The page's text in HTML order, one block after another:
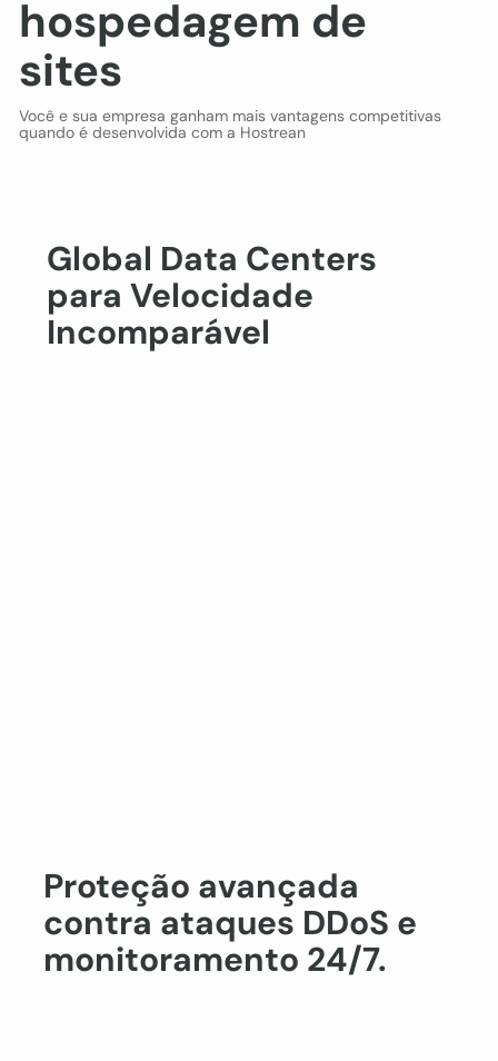
hospedagem de
sites
Você e sua empresa ganham mais vantagens competitivas
quando é desenvolvida com a Hostrean
Global Data Centers
para Velocidade
Incomparável
Proteção avançada
contra ataques DDoS e
monitoramento 24/7.